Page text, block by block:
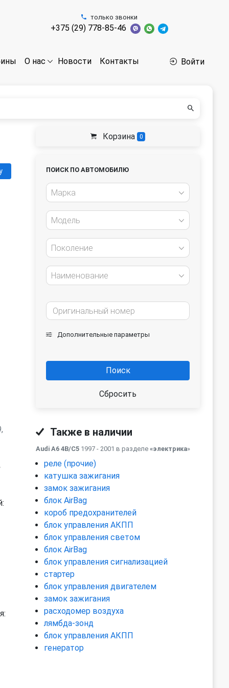
только звонки
+375 (29) 778-85-46
О нас Новости Контакты Войти
Корзина 0
ПОИСК ПО АВТОМОБИЛЮ
Марка
Модель
Поколение
Наименование
Дополнительные параметры
Поиск
Сбросить
Также в наличии
Audi A6 4B/C5 1997 - 2001 в разделе «электрика»
реле (прочие)
катушка зажигания
замок зажигания
блок AirBag
короб предохранителей
блок управления АКПП
блок управления светом
блок AirBag
блок управления сигнализацией
стартер
блок управления двигателем
замок зажигания
расходомер воздуха
лямбда-зонд
блок управления АКПП
генератор